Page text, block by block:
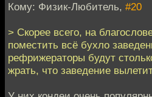
Кому: Физик-Любитель, #20
> Скорее всего, на
поместить всё бухло
рефрижераторы будут
жрать, что заведение